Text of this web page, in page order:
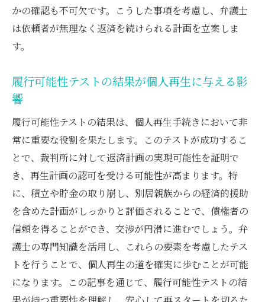
履行可能性テストにおける弁護士の役割と
支援
弁護士による履行可能性テストの改善策
活用した実例
成功事例から学ぶ履行可能性テストの活用
法
弁護士が手掛けた履行可能性テストの実例
紹介
履行可能性テストが成功に導いた具体的ケ
ース
実例を通じて学ぶ履行可能性テストの重要
性
履行可能性テストがもたらした再生の成功
かの確認も不可欠です。こうした事項を考慮し、弁護士
は依頼者が無理なく返済を続けられる計画を立案しま
す。
履行可能性テストの結果が個人再生に与える影
響
履行可能性テストの結果は、個人再生手続きにおいて非
常に重要な役割を果たします。このテストが成功するこ
とで、裁判所に対して返済計画の実現可能性を証明で
き、再生計画の認可を受ける可能性が高まります。特
に、積立や貯金の取り崩し、別居親族からの経済的援助
を含めた計画がしっかりと評価されることで、債権者の
信頼を得ることができ、交渉が円滑に進むでしょう。弁
護士の専門知識を活用し、これらの要素を考慮したテス
トを行うことで、個人再生の道を確実に歩むことが可能
になります。この記事を通じて、履行可能性テストの結